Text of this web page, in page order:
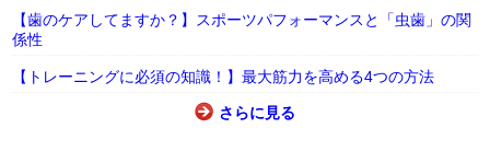
【歯のケアしてますか？】スポーツパフォーマンスと「虫歯」の関
係性
【トレーニングに必須の知識！】最大筋力を高める4つの方法
さらに見る